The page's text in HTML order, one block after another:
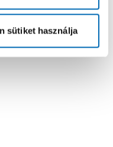
sütiket használja